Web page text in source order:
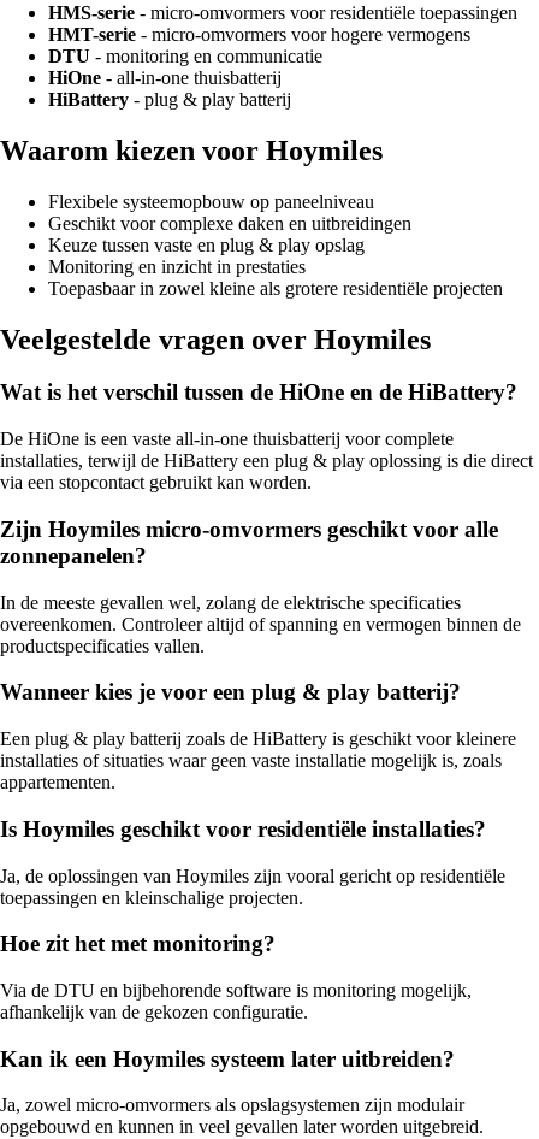
HMS-serie - micro-omvormers voor residentiële toepassingen
HMT-serie - micro-omvormers voor hogere vermogens
DTU - monitoring en communicatie
HiOne - all-in-one thuisbatterij
HiBattery - plug & play batterij
Waarom kiezen voor Hoymiles
Flexibele systeemopbouw op paneelniveau
Geschikt voor complexe daken en uitbreidingen
Keuze tussen vaste en plug & play opslag
Monitoring en inzicht in prestaties
Toepasbaar in zowel kleine als grotere residentiële projecten
Veelgestelde vragen over Hoymiles
Wat is het verschil tussen de HiOne en de HiBattery?
De HiOne is een vaste all-in-one thuisbatterij voor complete
installaties, terwijl de HiBattery een plug & play oplossing is die direct
via een stopcontact gebruikt kan worden.
Zijn Hoymiles micro-omvormers geschikt voor alle
zonnepanelen?
In de meeste gevallen wel, zolang de elektrische specificaties
overeenkomen. Controleer altijd of spanning en vermogen binnen de
productspecificaties vallen.
Wanneer kies je voor een plug & play batterij?
Een plug & play batterij zoals de HiBattery is geschikt voor kleinere
installaties of situaties waar geen vaste installatie mogelijk is, zoals
appartementen.
Is Hoymiles geschikt voor residentiële installaties?
Ja, de oplossingen van Hoymiles zijn vooral gericht op residentiële
toepassingen en kleinschalige projecten.
Hoe zit het met monitoring?
Via de DTU en bijbehorende software is monitoring mogelijk,
afhankelijk van de gekozen configuratie.
Kan ik een Hoymiles systeem later uitbreiden?
Ja, zowel micro-omvormers als opslagsystemen zijn modulair
opgebouwd en kunnen in veel gevallen later worden uitgebreid.